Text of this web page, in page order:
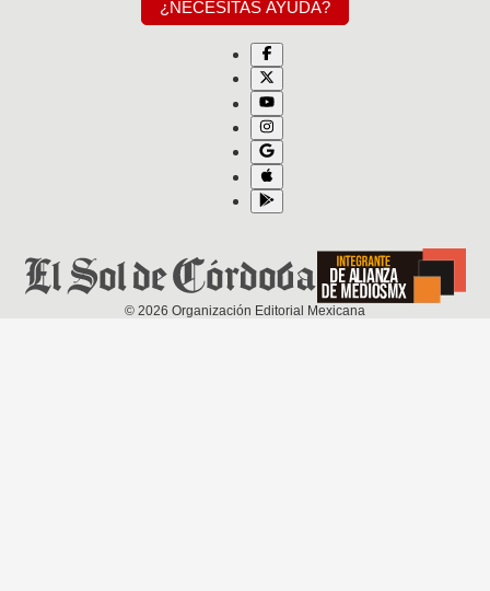
¿NECESITAS AYUDA?
© 2026 Organización Editorial Mexicana